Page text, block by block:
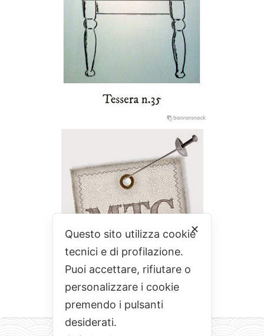
✕
Questo sito utilizza cookie
tecnici e di profilazione.
Puoi accettare, rifiutare o
personalizzare i cookie
premendo i pulsanti
desiderati.